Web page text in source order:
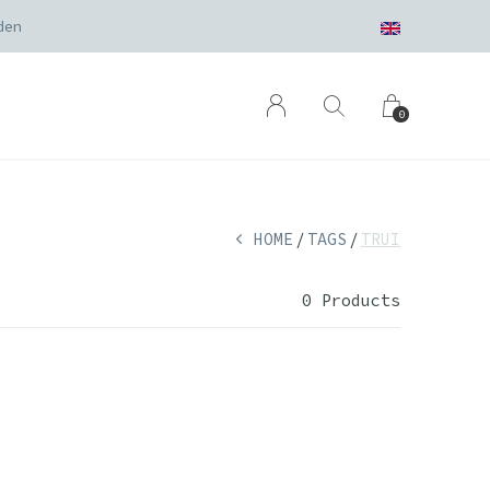
0
HOME TAGS TRUI
0 Products